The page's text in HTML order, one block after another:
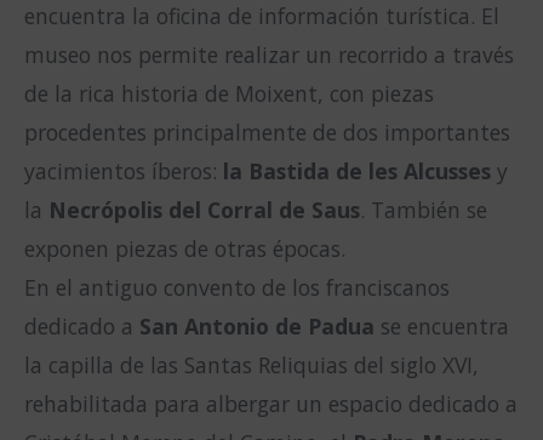
encuentra la oficina de información turística. El
museo nos permite realizar un recorrido a través
de la rica historia de Moixent, con piezas
procedentes principalmente de dos importantes
yacimientos íberos: la Bastida de les Alcusses y
la Necrópolis del Corral de Saus. También se
exponen piezas de otras épocas.
En el antiguo convento de los franciscanos
dedicado a San Antonio de Padua se encuentra
la capilla de las Santas Reliquias del siglo XVI,
rehabilitada para albergar un espacio dedicado a